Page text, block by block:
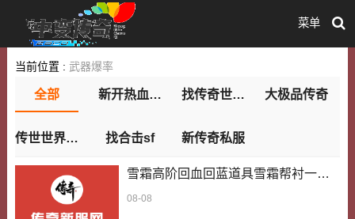
菜单
当前位置 : 武器爆率
全部 新开热血传奇私服网 找传奇世界私服网站 大极品传奇
传世世界私服 找合击sf 新传奇私服
雪霜高阶回血回蓝道具雪霜帮衬一把
08-08